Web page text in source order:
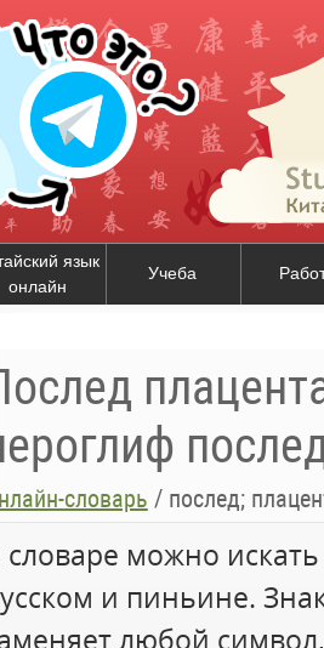
язык
онлайн
Учеба
словарь / послед;
словаре можно
и пиньине.
любой